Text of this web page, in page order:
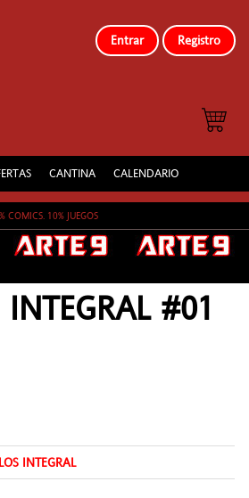
Entrar Registro
CANTINA CALENDARIO
COMICS. 10% JUEGOS
#01
INTEGRAL